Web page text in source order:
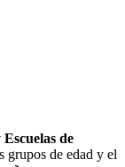
de
grupos de edad y el